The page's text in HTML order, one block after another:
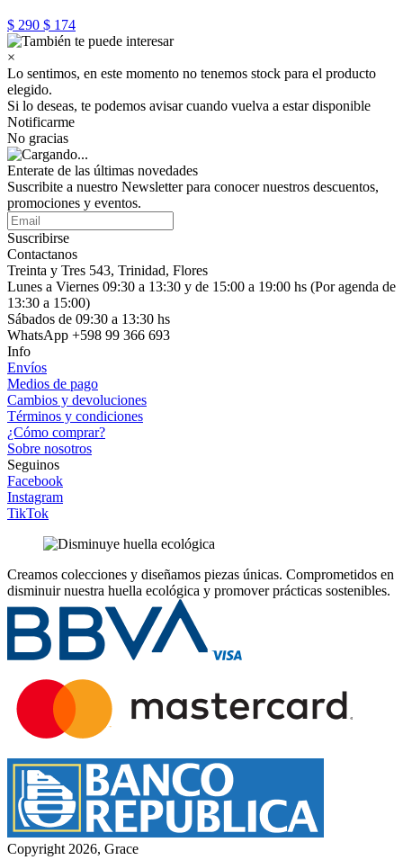
$ 290 $ 174
×
Lo sentimos, en este momento no tenemos stock para el producto
elegido.
Si lo deseas, te podemos avisar cuando vuelva a estar disponible
Notificarme
No gracias
Enterate de las últimas novedades
Suscribite a nuestro Newsletter para conocer nuestros descuentos,
promociones y eventos.
Suscribirse
Contactanos
Treinta y Tres 543, Trinidad, Flores
Lunes a Viernes 09:30 a 13:30 y de 15:00 a 19:00 hs (Por agenda de
13:30 a 15:00)
Sábados de 09:30 a 13:30 hs
WhatsApp +598 99 366 693
Info
Envíos
Medios de pago
Cambios y devoluciones
Términos y condiciones
¿Cómo comprar?
Sobre nosotros
Seguinos
Facebook
Instagram
TikTok
Creamos colecciones y diseñamos piezas únicas. Comprometidos en
disminuir nuestra huella ecológica y promover prácticas sostenibles.
Copyright 2026, Grace